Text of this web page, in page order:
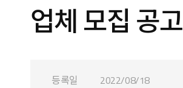
업체 모집 공고
등록일
2022/08/18